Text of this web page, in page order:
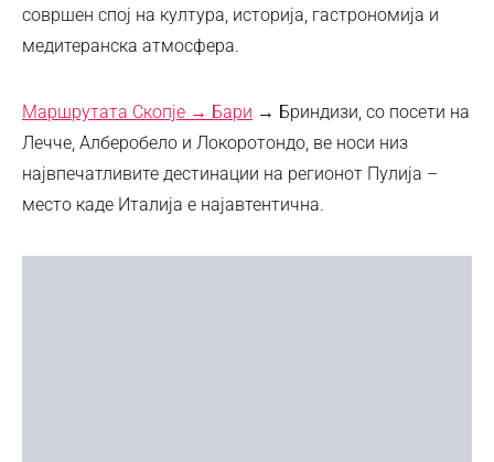
совршен спој на култура, историја, гастрономија и
медитеранска атмосфера.
Маршрутата Скопје → Бари → Бриндизи, со посети на
Лечче, Алберобело и Локоротондо, ве носи низ
највпечатливите дестинации на регионот Пулија –
место каде Италија е најавтентична.